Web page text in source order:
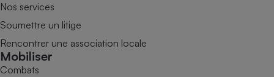
Nos services
Soumettre un litige
Rencontrer une association locale
Mobiliser
Combats